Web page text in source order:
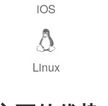
iOS
Linux